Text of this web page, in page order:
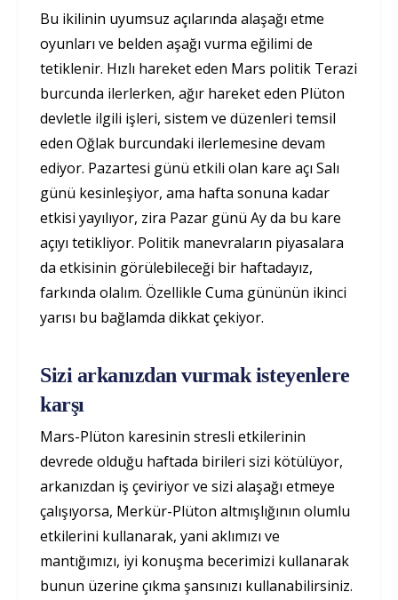
Bu ikilinin uyumsuz açılarında alaşağı etme
oyunları ve belden aşağı vurma eğilimi de
tetiklenir. Hızlı hareket eden Mars politik Terazi
burcunda ilerlerken, ağır hareket eden Plüton
devletle ilgili işleri, sistem ve düzenleri temsil
eden Oğlak burcundaki ilerlemesine devam
ediyor. Pazartesi günü etkili olan kare açı Salı
günü kesinleşiyor, ama hafta sonuna kadar
etkisi yayılıyor, zira Pazar günü Ay da bu kare
açıyı tetikliyor. Politik manevraların piyasalara
da etkisinin görülebileceği bir haftadayız,
farkında olalım. Özellikle Cuma gününün ikinci
yarısı bu bağlamda dikkat çekiyor.
Sizi arkanızdan vurmak isteyenlere
karşı
Mars-Plüton karesinin stresli etkilerinin
devrede olduğu haftada birileri sizi kötülüyor,
arkanızdan iş çeviriyor ve sizi alaşağı etmeye
çalışıyorsa, Merkür-Plüton altmışlığının olumlu
etkilerini kullanarak, yani aklımızı ve
mantığımızı, iyi konuşma becerimizi kullanarak
bunun üzerine çıkma şansınızı kullanabilirsiniz.